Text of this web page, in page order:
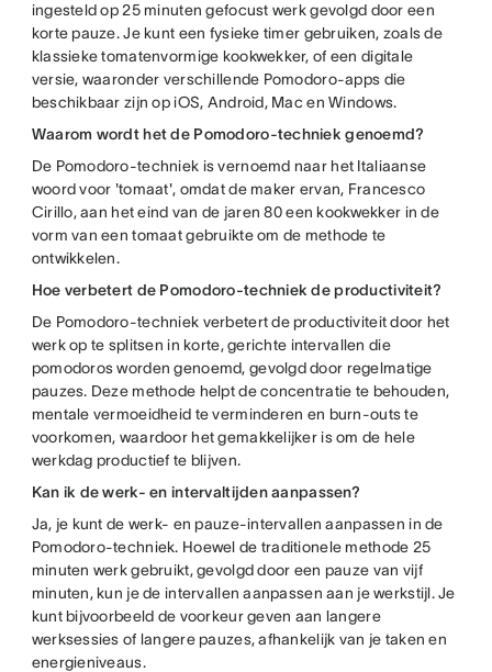
ingesteld op 25 minuten gefocust werk gevolgd door een
korte pauze. Je kunt een fysieke timer gebruiken, zoals de
klassieke tomatenvormige kookwekker, of een digitale
versie, waaronder verschillende Pomodoro-apps die
beschikbaar zijn op iOS, Android, Mac en Windows.
Waarom wordt het de Pomodoro-techniek genoemd?
De Pomodoro-techniek is vernoemd naar het Italiaanse
woord voor 'tomaat', omdat de maker ervan, Francesco
Cirillo, aan het eind van de jaren 80 een kookwekker in de
vorm van een tomaat gebruikte om de methode te
ontwikkelen.
Hoe verbetert de Pomodoro-techniek de productiviteit?
De Pomodoro-techniek verbetert de productiviteit door het
werk op te splitsen in korte, gerichte intervallen die
pomodoros worden genoemd, gevolgd door regelmatige
pauzes. Deze methode helpt de concentratie te behouden,
mentale vermoeidheid te verminderen en burn-outs te
voorkomen, waardoor het gemakkelijker is om de hele
werkdag productief te blijven.
Kan ik de werk- en intervaltijden aanpassen?
Ja, je kunt de werk- en pauze-intervallen aanpassen in de
Pomodoro-techniek. Hoewel de traditionele methode 25
minuten werk gebruikt, gevolgd door een pauze van vijf
minuten, kun je de intervallen aanpassen aan je werkstijl. Je
kunt bijvoorbeeld de voorkeur geven aan langere
werksessies of langere pauzes, afhankelijk van je taken en
energieniveaus.